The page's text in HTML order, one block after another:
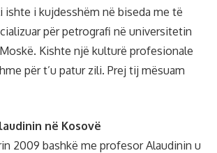
ishte i kujdesshëm në biseda me të
për petrografi në universitetin
Kishte një kulturë profesionale
për t’u patur zili. Prej tij mësuam
në Kosovë
2009 bashkë me profesor Alaudinin u